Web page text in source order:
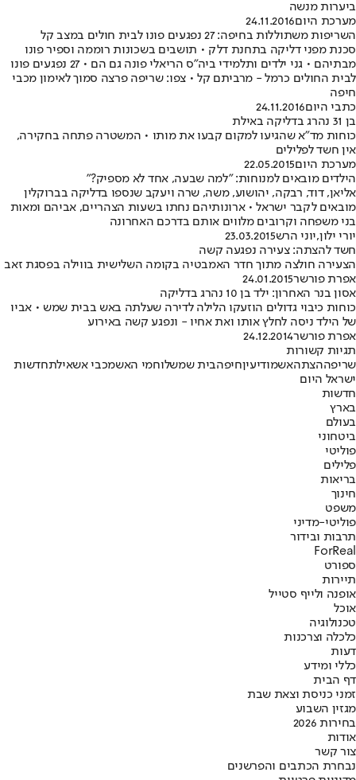
ביערות מנשה
מערכת היום24.11.2016
השריפות משתוללות בחיפה: 27 נפגעים פונו לבית חולים במצב קל
סכנת מפני דליקה בתחנת דלק • תושבים בשכונות רוממה וספיר פונו
מבתיהם • גני ילדים ותלמידי ביה"ס הריאלי פונה גם הם • 27 נפגעים פונו
לבית החולים כרמל - מרביתם קל • צפו: שריפה פרצה סמוך לאימון מכבי
חיפה
כתבי היום24.11.2016
בן 31 נהרג בדליקה באילת
כוחות מד"א שהגיעו למקום קבעו את מותו • המשטרה פתחה בחקירה,
אין חשד לפלילים
מערכת היום22.05.2015
הילדים מובאים למנוחות: "למה שבעה, אחד לא מספיק?"
אליאן, דוד, רבקה, יהושוע, משה, שרה ויעקב שנספו בדליקה בברוקלין
מובאים לקבר ישראל • ארונותיהם נחתו בשעות הצהריים, אביהם ומאות
בני משפחה וקרובים מלווים אותם בדרכם האחרונה
יורי ילון,יוני הרש23.03.2015
חשד להצתה: צעירה נפגעה קשה
הצעירה חולצה מתוך חדר האמבטיה בקומה השלישית בווילה בפסגת זאב
אפרת פורשר24.01.2015
אסון בנר האחרון: ילד בן 10 נהרג בדליקה
כוחות כיבוי גדולים הוזעקו הלילה לדירה שעלתה באש בבית שמש • אביו
של הילד ניסה לחלץ אותו ואת אחיו - ונפגע קשה באירוע
אפרת פורשר24.12.2014
תגיות קשורות
שריפההצתהאשמודיעיןחיפהבית שמשלוחמי האשמכבי אשאילתחדשות
ישראל היום
חדשות
בארץ
בעולם
ביטחוני
פוליטי
פלילים
בריאות
חינוך
משפט
פוליטי-מדיני
תרבות ובידור
ForReal
ספורט
תיירות
אופנה ולייף סטייל
אוכל
טכנולוגיה
כלכלה וצרכנות
דעות
כללי ומידע
דף הבית
זמני כניסת וצאת שבת
מגזין השבוע
בחירות 2026
אודות
צור קשר
נבחרת הכתבים והפרשנים